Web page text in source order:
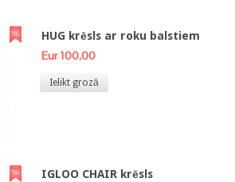
HUG krēsls ar roku balstiem
Eur 100,00
Ielikt grozā
IGLOO CHAIR krēsls